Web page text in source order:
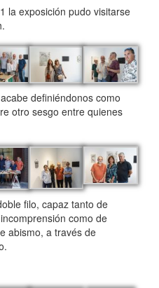
exposición pudo visitarse
definiéndonos como
otro sesgo entre quienes
filo, capaz tanto de
como de
abismo, a través de